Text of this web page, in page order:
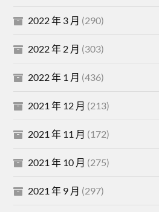
2022 年 3 月 (290)
2022 年 2 月 (303)
2022 年 1 月 (436)
2021 年 12 月 (213)
2021 年 11 月 (172)
2021 年 10 月 (275)
2021 年 9 月 (297)